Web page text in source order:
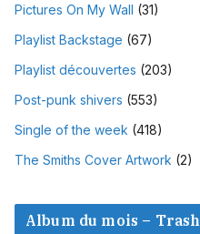
Pictures On My Wall (31)
Playlist Backstage (67)
Playlist découvertes (203)
Post-punk shivers (553)
Single of the week (418)
The Smiths Cover Artwork (2)
Album du mois –